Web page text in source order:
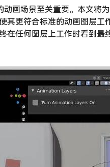
动画场景至关重要。本文
其更符合标准的动画图层
在任何图层上工作时看到